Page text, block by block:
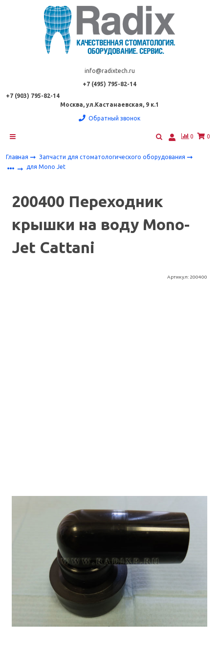
info@radixtech.ru
+7 (495) 795-82-14
+7 (903) 795-82-14
Москва, ул.Кастанаевская, 9 к.1
Обратный звонок
0 0
Главная
Запчасти для стоматологического оборудования
для Mono Jet
200400 Переходник
крышки на воду Mono-
Jet Cattani
Артикул: 200400